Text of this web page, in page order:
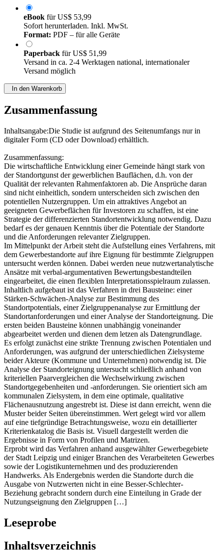
eBook fürUS$ 53,99
Sofort herunterladen. Inkl. MwSt.
Format: PDF – für alle Geräte
Paperback fürUS$ 51,99
Versand in ca. 2-4 Werktagen national, internationaler
Versand möglich
In den Warenkorb
Zusammenfassung
Inhaltsangabe:Die Studie ist aufgrund des Seitenumfangs nur in
digitaler Form (CD oder Download) erhältlich.
Zusammenfassung:
Die wirtschaftliche Entwicklung einer Gemeinde hängt stark von
der Standortgunst der gewerblichen Bauflächen, d.h. von der
Qualität der relevanten Rahmenfaktoren ab. Die Ansprüche daran
sind nicht einheitlich, sondern unterscheiden sich zwischen den
potentiellen Nutzergruppen. Um ein attraktives Angebot an
geeigneten Gewerbeflächen für Investoren zu schaffen, ist eine
Strategie der differenzierten Standortentwicklung notwendig. Dazu
bedarf es der genauen Kenntnis über die Potentiale der Standorte
und die Anforderungen relevanter Zielgruppen.
Im Mittelpunkt der Arbeit steht die Aufstellung eines Verfahrens, mit
dem Gewerbestandorte auf ihre Eignung für bestimmte Zielgruppen
untersucht werden können. Dabei werden neue nutzwertanalytische
Ansätze mit verbal-argumentativen Bewertungsbestandteilen
eingearbeitet, die einen flexiblen Interpretationsspielraum zulassen.
Inhaltlich aufgebaut ist das Verfahren in drei Bausteine: einer
Stärken-Schwächen-Analyse zur Bestimmung des
Standortpotentials, einer Zielgruppenanalyse zur Ermittlung der
Standortanforderungen und einer Analyse der Standorteignung. Die
ersten beiden Bausteine können unabhängig voneinander
abgearbeitet werden und dienen dem letzen als Datengrundlage.
Es erfolgt zunächst eine strikte Trennung zwischen Potentialen und
Anforderungen, was aufgrund der unterschiedlichen Zielsysteme
beider Akteure (Kommune und Unternehmen) notwendig ist. Die
Analyse der Standorteignung untersucht schließlich anhand von
kriteriellen Paarvergleichen die Wechselwirkung zwischen
Standortgegebenheiten und -anforderungen. Sie orientiert sich am
kommunalen Zielsystem, in dem eine optimale, qualitative
Flächenausnutzung angestrebt ist. Diese ist dann erreicht, wenn die
Muster beider Seiten übereinstimmen. Wert gelegt wird vor allem
auf eine tiefgründige Betrachtungsweise, wozu ein detaillierter
Kriterienkatalog die Basis ist. Visuell dargestellt werden die
Ergebnisse in Form von Profilen und Matrizen.
Erprobt wird das Verfahren anhand ausgewählter Gewerbegebiete
der Stadt Leipzig und einiger Branchen des Verarbeiteten Gewerbes
sowie der Logistikunternehmen und des produzierenden
Handwerks. Als Endergebnis werden die Standorte durch die
Ausgabe von Nutzwerten nicht in eine Besser-Schlechter-
Beziehung gebracht sondern durch eine Einteilung in Grade der
Nutzungseignung den Zielgruppen […]
Leseprobe
Inhaltsverzeichnis